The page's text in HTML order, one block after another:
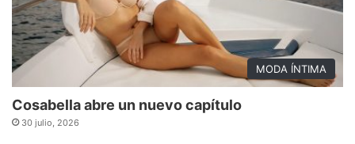
MODA ÍNTIMA
Cosabella abre un nuevo capítulo
30 julio, 2026